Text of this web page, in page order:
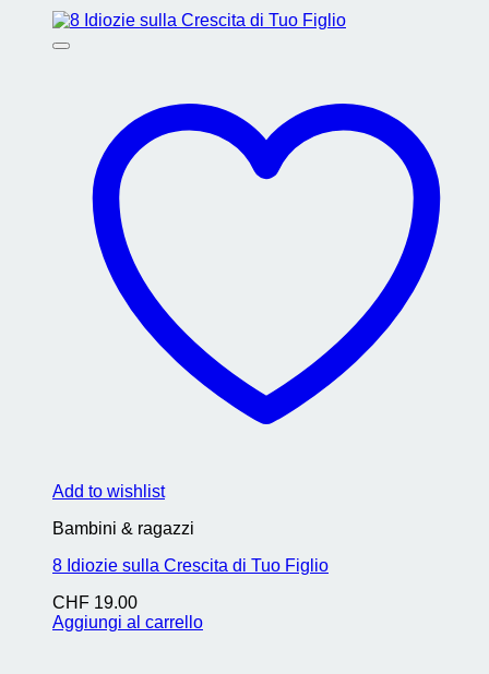
Add to wishlist
Bambini & ragazzi
8 Idiozie sulla Crescita di Tuo Figlio
CHF 19.00
Aggiungi al carrello